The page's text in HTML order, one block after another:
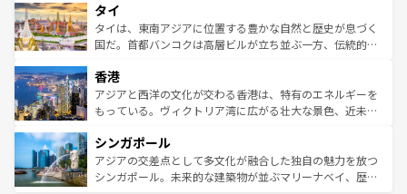
リティに包まれながら、韓国の多彩な魅力を心ゆくまで味
わってみてほしい。 なお、新着の韓国情報はコンテンツ一
覧を参照してほしい。
急速な発展と共に伝統が息づく。ハノイの古い町並みやホ
ーチミン市のフランス統治時代の建物も、独特の雰囲気を
醸し出している。また、バラエティの豊かさとおいしさで
とつ。フォーやバインミー、ベトナムコーヒーなどは、ぜ
ひ現地で味わいたい。どの地域を訪れてもあたたかい人々
が旅行者を迎えてくれるので、きっと忘れられない旅にな
参照してほしい。
タイ
タイは、東南アジアに位置する豊かな自然と歴史が息づく
国だ。首都バンコクは高層ビルが立ち並ぶ一方、伝統的な
の活気が交差している。北部ではチェンマイなどの山岳地
帯で自然と触れ合い、南部ではプーケットやクラビの美し
いビーチでリゾート気分を楽しむことができる。タイ料理
激する。気候は一年中温暖で、どの季節にも異なる楽しみ
が待っている。親しみやすいタイの人々、仏教を中心とし
た文化、そして多様な観光資源が、訪れる旅人を魅了し続
香港
アジアと西洋の文化が交わる香港は、特有のエネルギーを
もっている。ヴィクトリア湾に広がる壮大な景色、近未来
み、どこを訪れても感動するはず。観光スポットが密集し
ており、効率よく見どころを回れるのも魅力。息をのむよ
うな絶景から文化的な体験まで、香港を存分に楽しみ尽く
シンガポール
アジアの交差点として多文化が融合した独自の魅力を放つ
シンガポール。未来的な建築物が並ぶマリーナベイ、歴史